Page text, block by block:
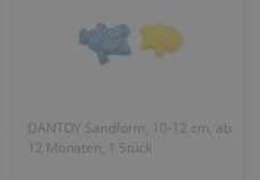
DANTOY Sandform, 10-12 cm, ab
12 Monaten, 1 Stück